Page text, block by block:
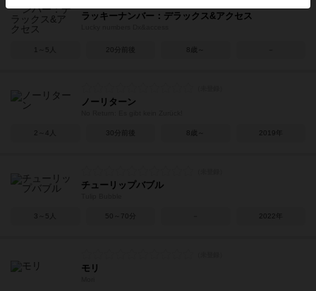
ラッキーナンバー：デラックス&アクセス
1～5人 20分前後 8歳～
ノーリターン
2～4人 30分前後 8歳～ 2019年
チューリップバブル
3～5人 50～70分 2022年
モリ